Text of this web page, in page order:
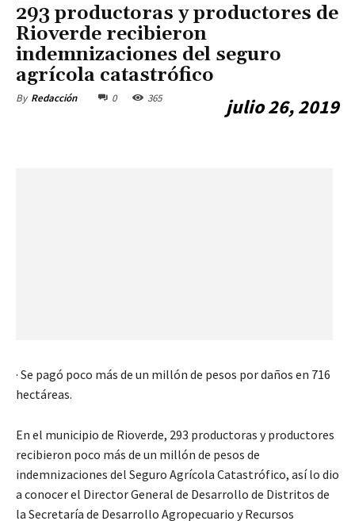
293 productoras y productores de
Rioverde recibieron
indemnizaciones del seguro
agrícola catastrófico
By Redacción julio 26, 2019
0 365
· Se pagó poco más de un millón de pesos por daños en 716
hectáreas.
En el municipio de Rioverde, 293 productoras y productores
recibieron poco más de un millón de pesos de
indemnizaciones del Seguro Agrícola Catastrófico, así lo dio
a conocer el Director General de Desarrollo de Distritos de
la Secretaría de Desarrollo Agropecuario y Recursos